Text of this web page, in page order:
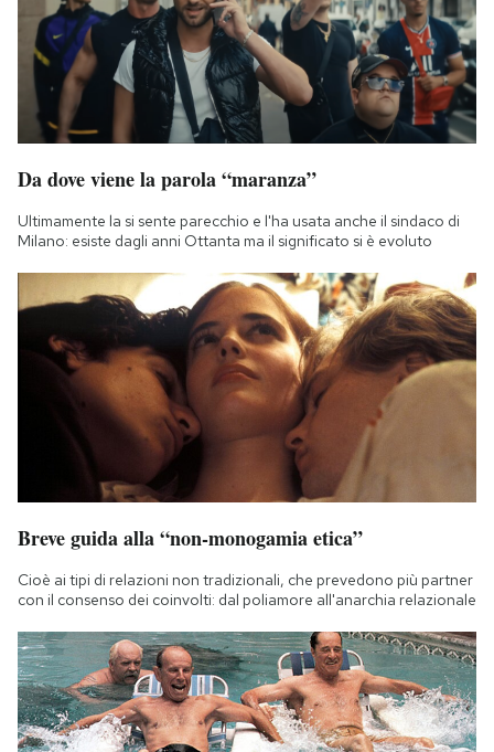
Da dove viene la parola “maranza”
Ultimamente la si sente parecchio e l'ha usata anche il sindaco di
Milano: esiste dagli anni Ottanta ma il significato si è evoluto
Breve guida alla “non-monogamia etica”
Cioè ai tipi di relazioni non tradizionali, che prevedono più partner
con il consenso dei coinvolti: dal poliamore all'anarchia relazionale